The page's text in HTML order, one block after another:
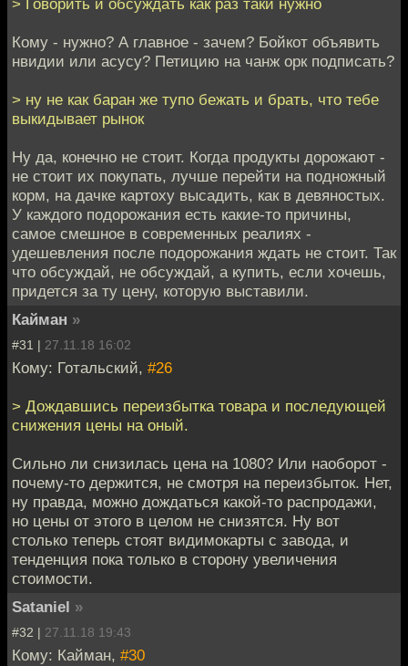
Кому - нужно? А главное - зачем? Бойкот объявить
нвидии или асусу? Петицию на чанж орк подписать?
> ну не как баран же тупо бежать и брать, что тебе
выкидывает рынок
Ну да, конечно не стоит. Когда продукты дорожают -
не стоит их покупать, лучше перейти на подножный
корм, на дачке картоху высадить, как в девяностых.
У каждого подорожания есть какие-то причины,
самое смешное в современных реалиях -
удешевления после подорожания ждать не стоит. Так
что обсуждай, не обсуждай, а купить, если хочешь,
придется за ту цену, которую выставили.
Кайман »
#31 | 27.11.18 16:02
Кому: Готальский, #26
> Дождавшись переизбытка товара и последующей
снижения цены на оный.
Сильно ли снизилась цена на 1080? Или наоборот -
почему-то держится, не смотря на переизбыток. Нет,
ну правда, можно дождаться какой-то распродажи,
но цены от этого в целом не снизятся. Ну вот
столько теперь стоят видимокарты с завода, и
тенденция пока только в сторону увеличения
стоимости.
Sataniel »
#32 | 27.11.18 19:43
Кому: Кайман, #30